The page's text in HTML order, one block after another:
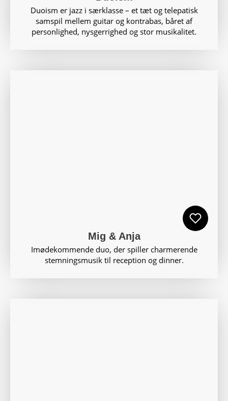
Duoism er jazz i særklasse – et tæt og telepatisk
samspil mellem guitar og kontrabas, båret af
personlighed, nysgerrighed og stor musikalitet.
Mig & Anja
Imødekommende duo, der spiller charmerende
stemningsmusik til reception og dinner.